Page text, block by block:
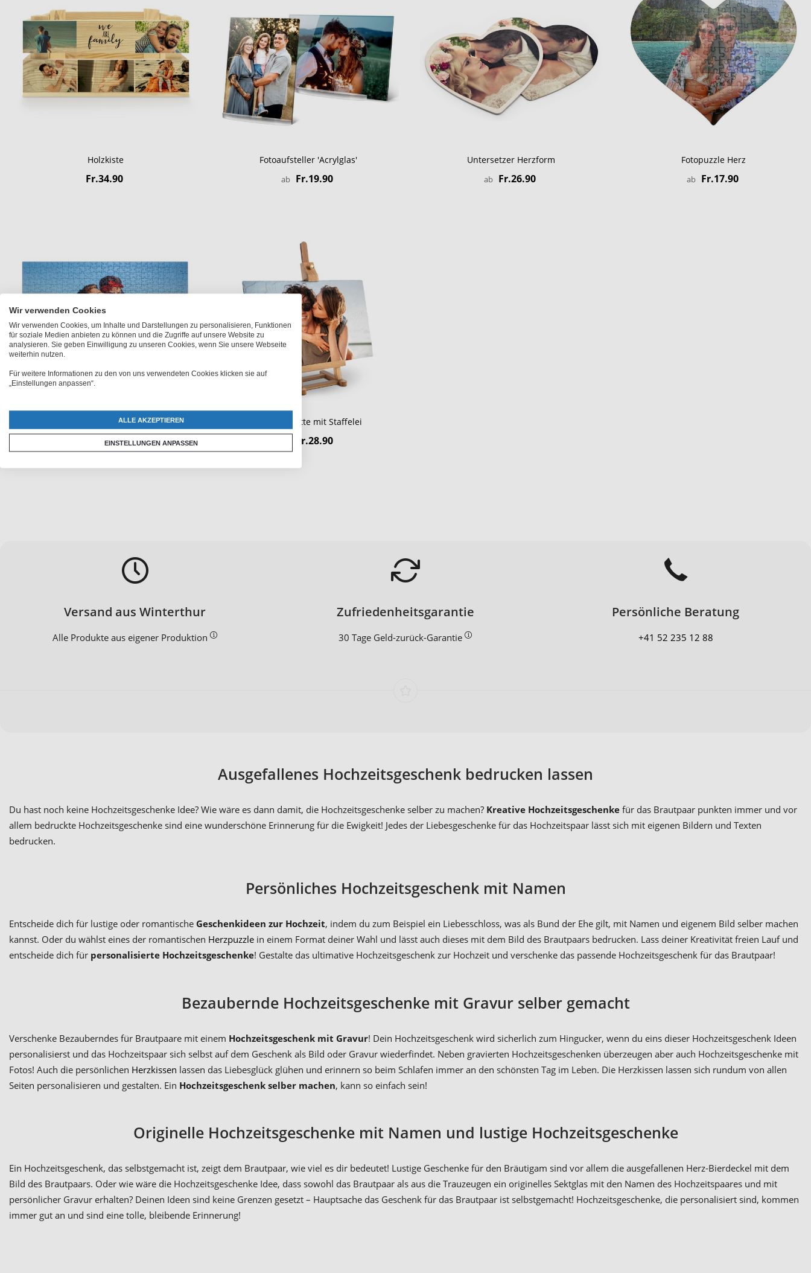
Holzkiste
Fr.34.90
Fotoaufsteller 'Acrylglas'
ab Fr.19.90
Untersetzer Herzform
ab Fr.26.90
Fotopuzzle Herz
ab Fr.17.90
Fotopuzzle XXL
Fr.37.90
Schieferplatte mit Staffelei
Fr.28.90
Versand aus Winterthur
Alle Produkte aus eigener Produktion
Zufriedenheitsgarantie
30 Tage Geld-zurück-Garantie
Persönliche Beratung
+41 52 235 12 88
Ausgefallenes Hochzeitsgeschenk bedrucken lassen
Du hast noch keine Hochzeitsgeschenke Idee? Wie wäre es dann damit, die Hochzeitsgeschenke selber zu machen? Kreative Hochzeitsgeschenke für das Brautpaar punkten immer und vor
allem bedruckte Hochzeitsgeschenke sind eine wunderschöne Erinnerung für die Ewigkeit! Jedes der Liebesgeschenke für das Hochzeitspaar lässt sich mit eigenen Bildern und Texten
bedrucken.
Persönliches Hochzeitsgeschenk mit Namen
Entscheide dich für lustige oder romantische Geschenkideen zur Hochzeit, indem du zum Beispiel ein Liebesschloss, was als Bund der Ehe gilt, mit Namen und eigenem Bild selber machen
kannst. Oder du wählst eines der romantischen Herzpuzzle in einem Format deiner Wahl und lässt auch dieses mit dem Bild des Brautpaars bedrucken. Lass deiner Kreativität freien Lauf und
entscheide dich für personalisierte Hochzeitsgeschenke! Gestalte das ultimative Hochzeitsgeschenk zur Hochzeit und verschenke das passende Hochzeitsgeschenk für das Brautpaar!
Bezaubernde Hochzeitsgeschenke mit Gravur selber gemacht
Verschenke Bezauberndes für Brautpaare mit einem Hochzeitsgeschenk mit Gravur! Dein Hochzeitsgeschenk wird sicherlich zum Hingucker, wenn du eins dieser Hochzeitsgeschenk Ideen
personalisierst und das Hochzeitspaar sich selbst auf dem Geschenk als Bild oder Gravur wiederfindet. Neben gravierten Hochzeitsgeschenken überzeugen aber auch Hochzeitsgeschenke mit
Fotos! Auch die persönlichen Herzkissen lassen das Liebesglück glühen und erinnern so beim Schlafen immer an den schönsten Tag im Leben. Die Herzkissen lassen sich rundum von allen
Seiten personalisieren und gestalten. Ein Hochzeitsgeschenk selber machen, kann so einfach sein!
Originelle Hochzeitsgeschenke mit Namen und lustige Hochzeitsgeschenke
Ein Hochzeitsgeschenk, das selbstgemacht ist, zeigt dem Brautpaar, wie viel es dir bedeutet! Lustige Geschenke für den Bräutigam sind vor allem die ausgefallenen Herz-Bierdeckel mit dem
Bild des Brautpaars. Oder wie wäre die Hochzeitsgeschenke Idee, dass sowohl das Brautpaar als aus die Trauzeugen ein originelles Sektglas mit den Namen des Hochzeitspaares und mit
persönlicher Gravur erhalten? Deinen Ideen sind keine Grenzen gesetzt – Hauptsache das Geschenk für das Brautpaar ist selbstgemacht! Hochzeitsgeschenke, die personalisiert sind, kommen
immer gut an und sind eine tolle, bleibende Erinnerung!
Wir verwenden Cookies
Wir verwenden Cookies, um Inhalte und Darstellungen zu personalisieren, Funktionen
für soziale Medien anbieten zu können und die Zugriffe auf unsere Website zu
analysieren. Sie geben Einwilligung zu unseren Cookies, wenn Sie unsere Webseite
weiterhin nutzen.
Für weitere Informationen zu den von uns verwendeten Cookies klicken sie auf
„Einstellungen anpassen“.
ALLE AKZEPTIEREN
EINSTELLUNGEN ANPASSEN